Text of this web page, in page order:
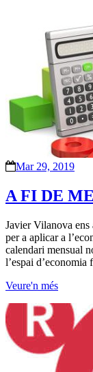
Mar 29, 2019
A FI DE
Javier Vilanova ens
per a aplicar a
calendari mensual
l’espai
Veure'n més